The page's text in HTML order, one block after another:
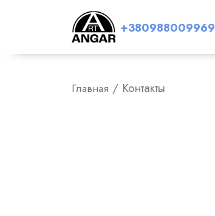
+380988009969
Главная / Контакты